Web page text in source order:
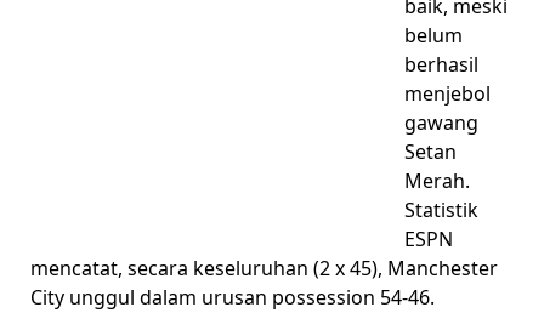
baik, meski
belum
berhasil
menjebol
gawang
Setan
Merah.
Statistik
ESPN
mencatat, secara keseluruhan (2 x 45), Manchester
City unggul dalam urusan possession 54-46.